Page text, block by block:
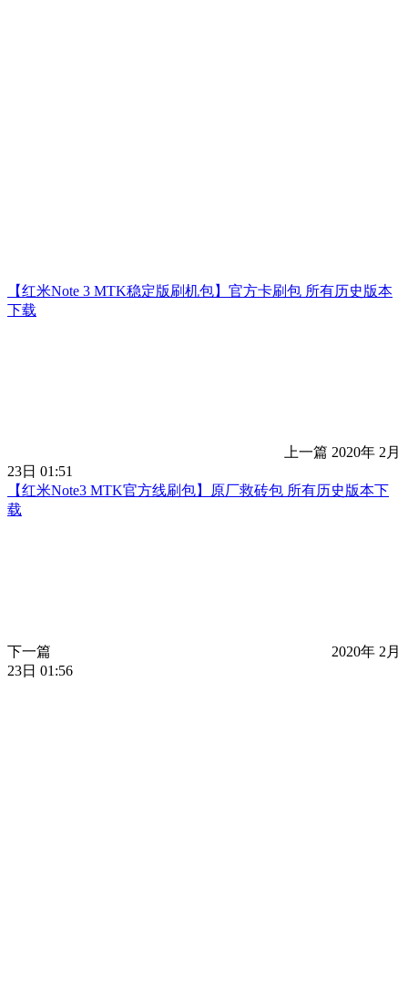
【红米Note 3 MTK稳定版刷机包】官方卡刷包 所有历史版本
下载
上一篇 2020年 2月
23日 01:51
【红米Note3 MTK官方线刷包】原厂救砖包 所有历史版本下
载
下一篇
2020年 2月
23日 01:56